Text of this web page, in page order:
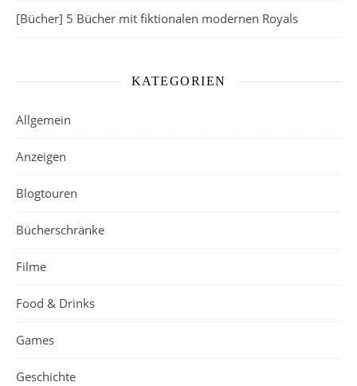
[Bücher] 5 Bücher mit fiktionalen modernen Royals
KATEGORIEN
Allgemein
Anzeigen
Blogtouren
Bücherschränke
Filme
Food & Drinks
Games
Geschichte